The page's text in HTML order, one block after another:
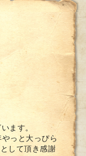
ます。
やっと大っぴら
して頂き感謝